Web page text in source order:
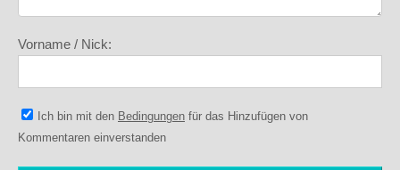
Vorname / Nick:
Ich bin mit den Bedingungen für das Hinzufügen von
Kommentaren einverstanden